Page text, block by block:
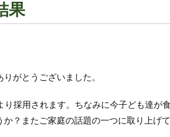
果
がとうございました。
採用されます。ちなみに今子ども達が
？またご家庭の話題の一つに取り上げ